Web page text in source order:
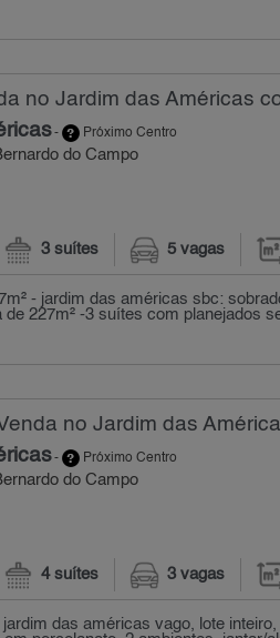
no Jardim das Américas
- Próximo Centro
do Campo
3 suítes 5 vagas
- jardim das américas sbc:
227m² -3 suítes com planejados
no Jardim das
- Próximo Centro
do Campo
4 suítes 3 vagas
jardim das américas vago, lote